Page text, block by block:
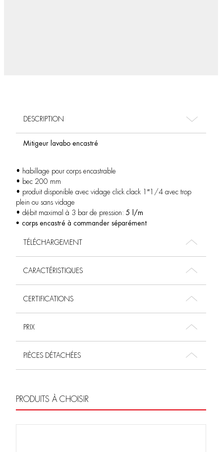
DESCRIPTION
Mitigeur lavabo encastré
• habillage pour corps encastrable
• bec 200 mm
• produit disponible avec vidage click clack 1″1/4 avec trop
plein ou sans vidage
• débit maximal à 3 bar de pression: 5 l/m
• corps encastré à commander séparément
TÉLÉCHARGEMENT
CARACTÉRISTIQUES
CERTIFICATIONS
PRIX
PIÈCES DÉTACHÉES
PRODUITS À CHOISIR